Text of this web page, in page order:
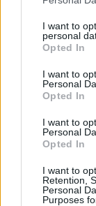
not limited to
grant or deny
use your data
consent section.
I want to
personal
Opted In
I want to
Personal
Opted In
I want to
Personal
Opted In
I want to
Retention,
Personal
Purposes